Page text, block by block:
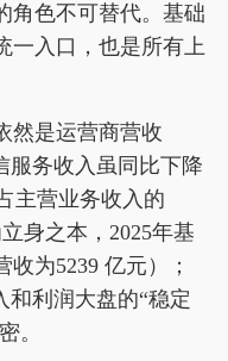
角色不可替代。基础
一入口，也是所有上
然是运营商营收
服务收入虽同比下降
主营业务收入的
身之本，2025年基
为5239 亿元）；
和利润大盘的“稳定
。